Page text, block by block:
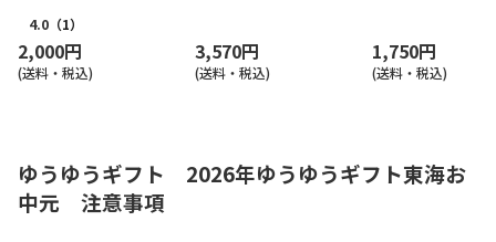
4.0 （1）
2,000円
(送料・税込)
3,570円
(送料・税込)
1,750円
(送料・税込)
ゆうゆうギフト 2026年ゆうゆうギフト東海お
中元 注意事項